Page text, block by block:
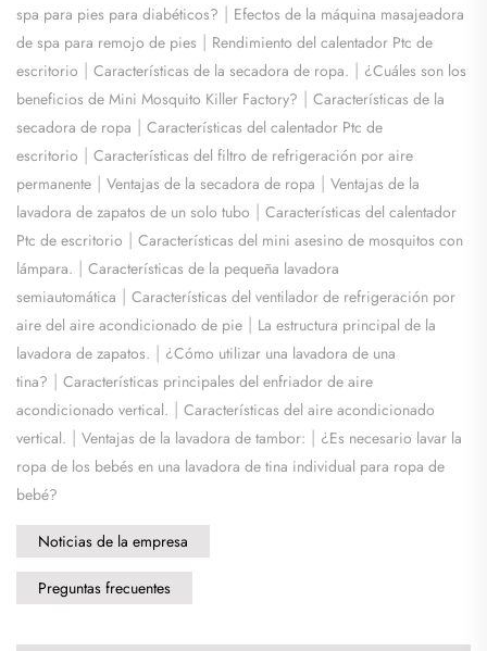
spa para pies para diabéticos? | Efectos de la máquina masajeadora
de spa para remojo de pies | Rendimiento del calentador Ptc de
escritorio | Características de la secadora de ropa. | ¿Cuáles son los
beneficios de Mini Mosquito Killer Factory? | Características de la
secadora de ropa | Características del calentador Ptc de
escritorio | Características del filtro de refrigeración por aire
permanente | Ventajas de la secadora de ropa | Ventajas de la
lavadora de zapatos de un solo tubo | Características del calentador
Ptc de escritorio | Características del mini asesino de mosquitos con
lámpara. | Características de la pequeña lavadora
semiautomática | Características del ventilador de refrigeración por
aire del aire acondicionado de pie | La estructura principal de la
lavadora de zapatos. | ¿Cómo utilizar una lavadora de una
tina? | Características principales del enfriador de aire
acondicionado vertical. | Características del aire acondicionado
vertical. | Ventajas de la lavadora de tambor: | ¿Es necesario lavar la
ropa de los bebés en una lavadora de tina individual para ropa de
bebé?
Noticias de la empresa
Preguntas frecuentes